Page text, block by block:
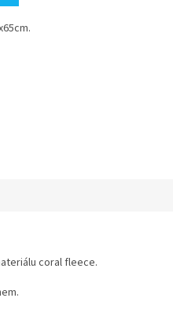
coral fleece.